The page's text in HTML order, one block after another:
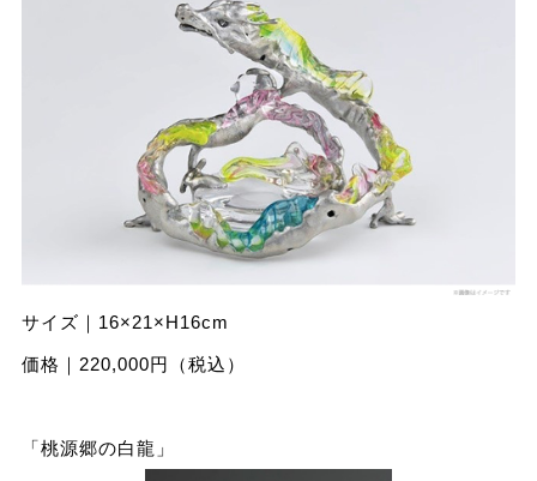
サイズ｜16×21×H16cm
価格｜220,000円（税込）
「桃源郷の⽩⿓」